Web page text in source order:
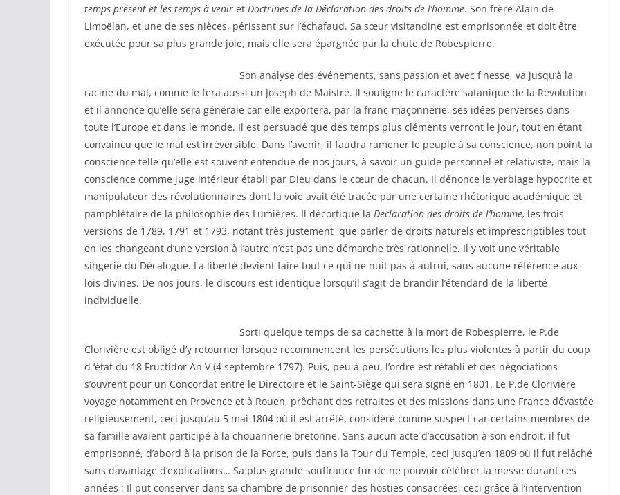
temps présent et les temps à venir et Doctrines de la Déclaration des droits de l’homme. Son frère Alain de
Limoëlan, et une de ses nièces, périssent sur l’échafaud. Sa sœur visitandine est emprisonnée et doit être
exécutée pour sa plus grande joie, mais elle sera épargnée par la chute de Robespierre.
Son analyse des événements, sans passion et avec finesse, va jusqu’à la
racine du mal, comme le fera aussi un Joseph de Maistre. Il souligne le caractère satanique de la Révolution
et il annonce qu’elle sera générale car elle exportera, par la franc-maçonnerie, ses idées perverses dans
toute l’Europe et dans le monde. Il est persuadé que des temps plus cléments verront le jour, tout en étant
convaincu que le mal est irréversible. Dans l’avenir, il faudra ramener le peuple à sa conscience, non point la
conscience telle qu’elle est souvent entendue de nos jours, à savoir un guide personnel et relativiste, mais la
conscience comme juge intérieur établi par Dieu dans le cœur de chacun. Il dénonce le verbiage hypocrite et
manipulateur des révolutionnaires dont la voie avait été tracée par une certaine rhétorique académique et
pamphlétaire de la philosophie des Lumières. Il décortique la Déclaration des droits de l’homme, les trois
versions de 1789, 1791 et 1793, notant très justement que parler de droits naturels et imprescriptibles tout
en les changeant d’une version à l’autre n’est pas une démarche très rationnelle. Il y voit une véritable
singerie du Décalogue. La liberté devient faire tout ce qui ne nuit pas à autrui, sans aucune référence aux
lois divines. De nos jours, le discours est identique lorsqu’il s’agit de brandir l’étendard de la liberté
individuelle.
Sorti quelque temps de sa cachette à la mort de Robespierre, le P.de
Clorivière est obligé d’y retourner lorsque recommencent les persécutions les plus violentes à partir du coup
d ‘état du 18 Fructidor An V (4 septembre 1797). Puis, peu à peu, l’ordre est rétabli et des négociations
s’ouvrent pour un Concordat entre le Directoire et le Saint-Siège qui sera signé en 1801. Le P.de Clorivière
voyage notamment en Provence et à Rouen, prêchant des retraites et des missions dans une France dévastée
religieusement, ceci jusqu’au 5 mai 1804 où il est arrêté, considéré comme suspect car certains membres de
sa famille avaient participé à la chouannerie bretonne. Sans aucun acte d’accusation à son endroit, il fut
emprisonné, d’abord à la prison de la Force, puis dans la Tour du Temple, ceci jusqu’en 1809 où il fut relâché
sans davantage d’explications… Sa plus grande souffrance fur de ne pouvoir célébrer la messe durant ces
années ; Il put conserver dans sa chambre de prisonnier des hosties consacrées, ceci grâce à l’intervention